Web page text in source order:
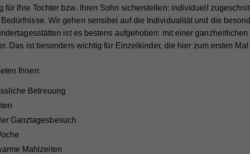
für Ihre Tochter bzw. Ihren Sohn sicherstellen: individuell
Wir gehen sensibel auf die Individualität und die
ist es bestens aufgehoben: mit einer
Das ist besonders wichtig für Einzelkinder, die hier zum ersten
Ihnen:
Betreuung
Ganztagesbesuch
Mahlzeiten